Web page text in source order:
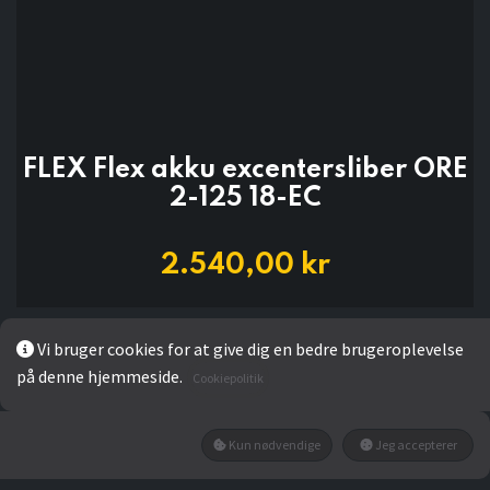
FLEX Flex akku excentersliber ORE
2-125 18-EC
2.540,00 kr
LÆG I KURV
Vi bruger cookies for at give dig en bedre brugeroplevelse
på denne hjemmeside.
Cookiepolitik
Kun nødvendige Jeg accepterer